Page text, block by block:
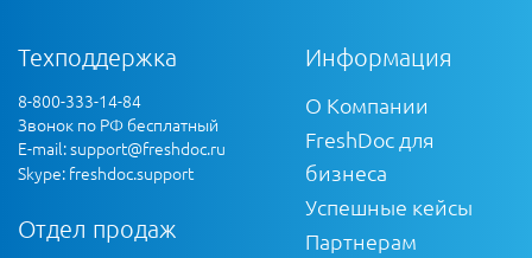
Техподдержка
8-800-333-14-84
Звонок по РФ бесплатный
E-mail:support@freshdoc.ru
Skype: freshdoc.support
Отдел продаж
Информация
О Компании
FreshDoc для
бизнеса
Успешные кейсы
Партнерам